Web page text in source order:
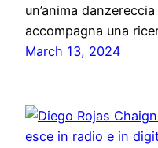
un’anima
accompagna una
March 13, 2024